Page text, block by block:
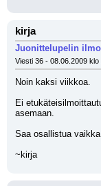
kirja
Juonittelupelin
Viesti 36 - 08.06.2009 klo
Noin kaksi viikkoa.
Ei
asemaan.
Saa osallistua
~kirja